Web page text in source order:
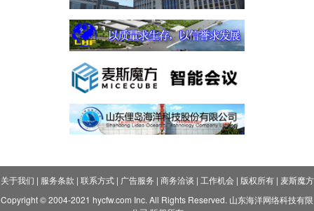
关于我们 | 服务条款 | 联系方式| 广告服务 | 商务洽谈 | 工作机会| 版权所有| 麦斯魔方
Copyright © 2004-2021 hycfw.com Inc. All Rights Reserved. 山东海洋网络科技有限